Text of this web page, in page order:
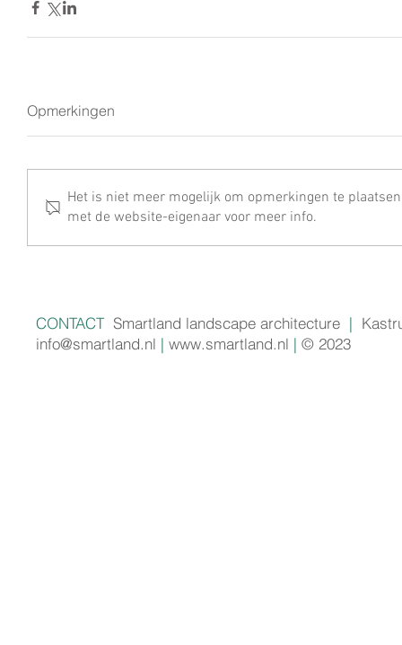
Opmerkingen
Het is niet meer mogelijk om opmerkingen te
met de website-eigenaar voor meer info.
CONTACTSmartland landscape architecture |
info@smartland.nl | www.smartland.nl | © 2023